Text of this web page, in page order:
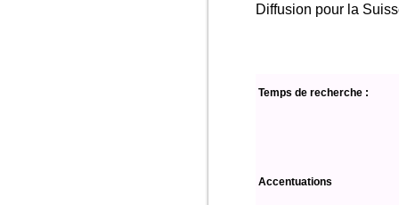
Diffusion pour la
Temps de recherche :
Accentuations